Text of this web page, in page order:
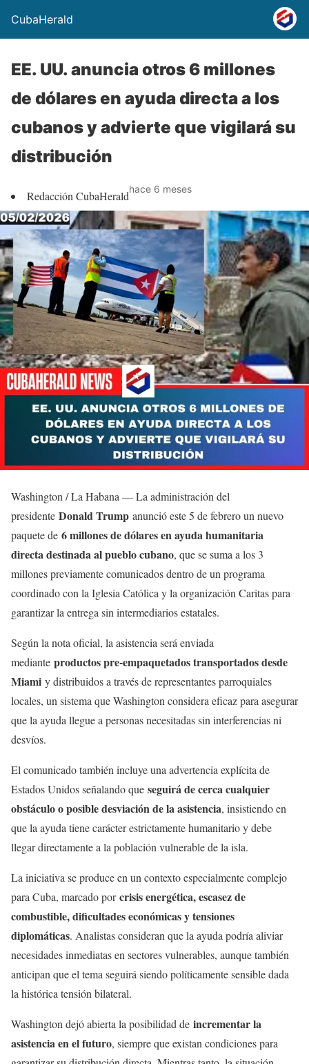
CubaHerald
EE. UU. anuncia otros 6 millones
de dólares en ayuda directa a los
cubanos y advierte que vigilará su
distribución
Redacción CubaHeraldhace 6 meses
Washington / La Habana — La administración del
presidente Donald Trump anunció este 5 de febrero un nuevo
paquete de 6 millones de dólares en ayuda humanitaria
directa destinada al pueblo cubano, que se suma a los 3
millones previamente comunicados dentro de un programa
coordinado con la Iglesia Católica y la organización Caritas para
garantizar la entrega sin intermediarios estatales.
Según la nota oficial, la asistencia será enviada
mediante productos pre-empaquetados transportados desde
Miami y distribuidos a través de representantes parroquiales
locales, un sistema que Washington considera eficaz para asegurar
que la ayuda llegue a personas necesitadas sin interferencias ni
desvíos.
El comunicado también incluye una advertencia explícita de
Estados Unidos señalando que seguirá de cerca cualquier
obstáculo o posible desviación de la asistencia, insistiendo en
que la ayuda tiene carácter estrictamente humanitario y debe
llegar directamente a la población vulnerable de la isla.
La iniciativa se produce en un contexto especialmente complejo
para Cuba, marcado porcrisis energética, escasez de
combustible, dificultades económicas y tensiones
diplomáticas. Analistas consideran que la ayuda podría aliviar
necesidades inmediatas en sectores vulnerables, aunque también
anticipan que el tema seguirá siendo políticamente sensible dada
la histórica tensión bilateral.
Washington dejó abierta la posibilidad de incrementar la
asistencia en el futuro, siempre que existan condiciones para